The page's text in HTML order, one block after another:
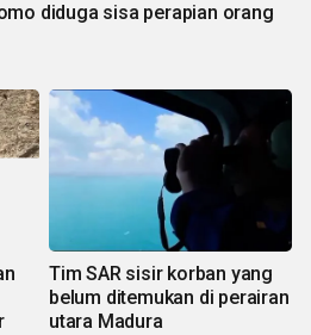
diduga sisa perapian orang
Tim SAR sisir korban yang
belum ditemukan di perairan
utara Madura